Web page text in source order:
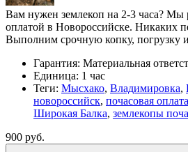
Вам нужен землекоп на 2-3 часа? Мы
оплатой в Новороссийске. Никаких
Выполним срочную копку, погрузку
Гарантия: Материальная
Единица: 1 час
Теги: Мысхако, Владимировка,
новороссийск, почасовая оплата
Широкая Балка, землекопы
900 руб.